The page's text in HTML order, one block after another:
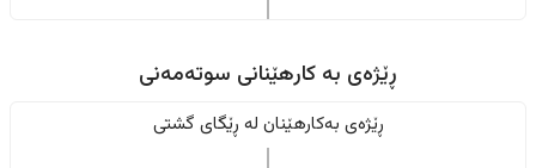
ڕێژەى به کارهێنانی سوتەمەنی
ڕێژەى بەکارهێنان له ڕێگای گشتی